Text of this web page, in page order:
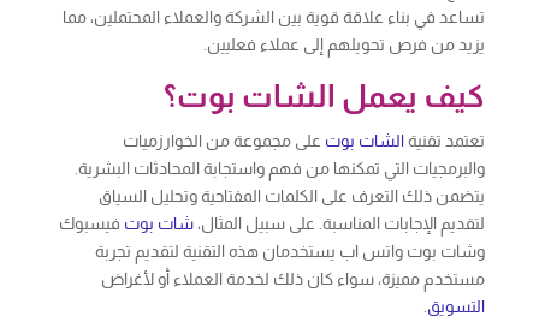
تساعد في بناء علاقة قوية بين الشركة والعملاء المحتملين، مما
يزيد من فرص تحويلهم إلى عملاء فعليين.
كيف يعمل الشات بوت؟
تعتمد تقنيةالشات بوت على مجموعة من الخوارزميات
والبرمجيات التي تمكنها من فهم واستجابة المحادثات البشرية.
يتضمن ذلك التعرف على الكلمات المفتاحية وتحليل السياق
لتقديم الإجابات المناسبة. على سبيل المثال،شات بوت فيسبوك
وشات بوت واتس اب يستخدمان هذه التقنية لتقديم تجربة
مستخدم مميزة، سواء كان ذلك لخدمة العملاء أو لأغراض
التسويق